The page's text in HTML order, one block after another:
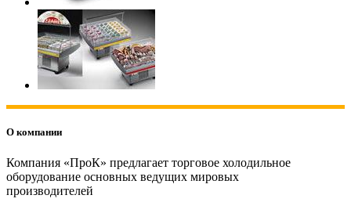
О компании
Компания «ПроК» предлагает торговое холодильное
оборудование основных ведущих мировых
производителей